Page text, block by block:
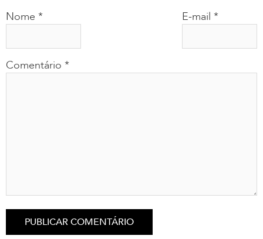
Comentário *
Nome * E-mail *